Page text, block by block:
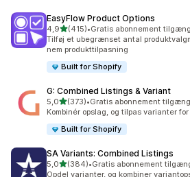
EasyFlow Product Options
4,9ud af 5 stjerner
(415)
415 anmeldelser i alt
•Gratis abonnement
Tilføj et ubegrænset antal
nem produkttilpasning
Built for Shopify
G: Combined Listings & Variant
5,0ud af 5 stjerner
(373)
373 anmeldelser i alt
•Gratis abonnement
Kombinér opslag, og tilpas varianter
Built for Shopify
SA Variants: Combined Listings
5,0ud af 5 stjerner
(384)
384 anmeldelser i alt
•Gratis abonnement
Opdel varianter, og kombiner